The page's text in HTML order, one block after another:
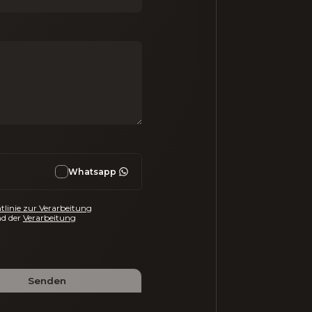
Whatsapp
zur Verarbeitung
der Verarbeitung
Senden